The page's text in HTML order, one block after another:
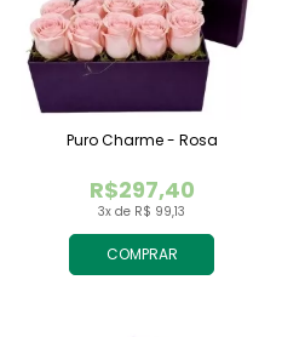
COMPRAR
3x de R$ 99,13
R$297,40
Puro Charme - Rosa